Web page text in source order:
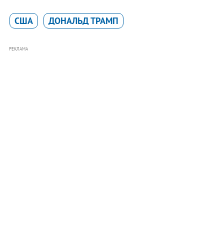
США ДОНАЛЬД ТРАМП
РЕКЛАМА